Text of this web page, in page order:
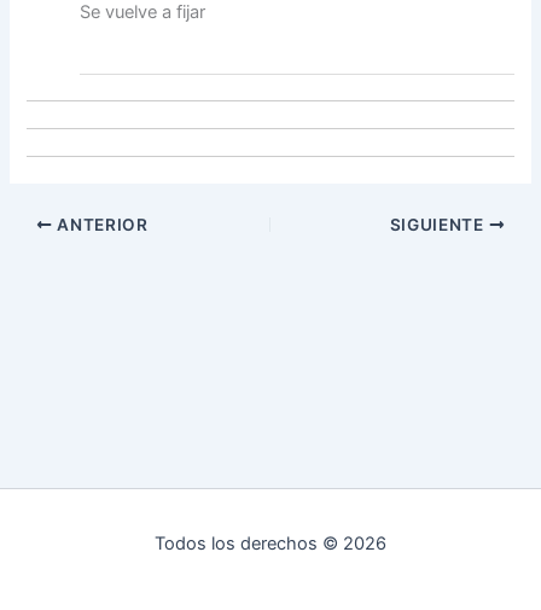
Se vuelve a fijar
ANTERIOR SIGUIENTE
Todos los derechos © 2026